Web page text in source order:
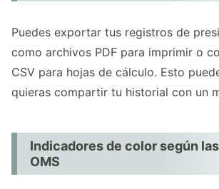
Puedes exportar tus registros de
como archivos PDF para imprimir o
CSV para hojas de cálculo. Esto
quieras compartir tu historial con un
Indicadores de color según
OMS